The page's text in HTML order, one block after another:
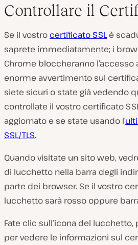
Controllare il
Se il vostro certificato SSLè
saprete immediatamente; i
Chrome bloccheranno
enorme avvertimento sul
siete sicuri o state già vedendo
controllate il vostro certificato
aggiornato e se state usando l’
SSL/TLS.
Quando visitate un sito web,
di lucchetto nella barra degli
parte dei browser. Se il vostro
lucchetto sarà rosso oppure
Fate clic sull’icona del
per vedere le informazioni sul